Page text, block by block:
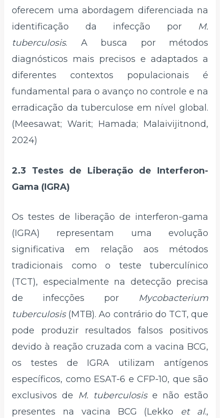
oferecem uma abordagem diferenciada na
identificação da infecção por M.
tuberculosis. A busca por métodos
diagnósticos mais precisos e adaptados a
diferentes contextos populacionais é
fundamental para o avanço no controle e na
erradicação da tuberculose em nível global.
(Meesawat; Warit; Hamada; Malaivijitnond,
2024)
2.3 Testes de Liberação de Interferon-
Gama (IGRA)
Os testes de liberação de interferon-gama
(IGRA) representam uma evolução
significativa em relação aos métodos
tradicionais como o teste tuberculínico
(TCT), especialmente na detecção precisa
de infecções por Mycobacterium
tuberculosis(MTB). Ao contrário do TCT, que
pode produzir resultados falsos positivos
devido à reação cruzada com a vacina BCG,
os testes de IGRA utilizam antígenos
específicos, como ESAT-6 e CFP-10, que são
exclusivos de M. tuberculosise não estão
presentes na vacina BCG (Lekko et al.,